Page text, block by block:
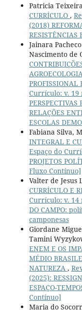
Patricia
CURRÍCULO ,
(2018)
RESISTÊNCIAS
Jainara
Nascimento de
PROFISSIONAL
Currículo: v. 19
PERSPECTIVAS
RELAÇÕES
ESCOLAS
Fabiana Silva,
INTEGRAL E
Espaço do
PROJETOS
Fluxo Contínuo]
Valter de Jesus
CURRÍCULO E
Currículo: v. 14
DO CAMPO:
camponesas
Giordane
Tamini
ENEM E OS
MÉDIO
NATUREZA ,
(2025):
ESPAÇO-
Contínuo]
Maria do